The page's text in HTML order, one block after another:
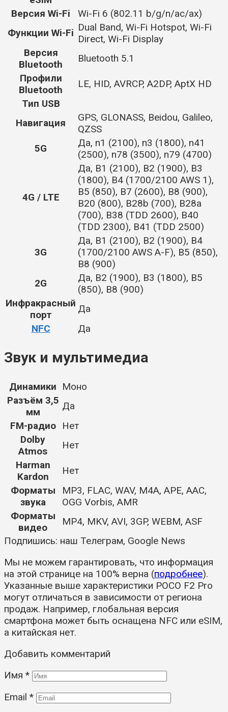
Версия Wi-Fi
Wi-Fi 6 (802.11 b/g/n/ac/ax)
Функции Wi-Fi Dual Band, Wi-Fi Hotspot, Wi-Fi
Direct, Wi-Fi Display
Версия
Bluetooth
Bluetooth 5.1
Профили
Bluetooth
LE, HID, AVRCP, A2DP, AptX HD
Тип USB
Навигация
GPS, GLONASS, Beidou, Galileo,
QZSS
5G
Да, n1 (2100), n3 (1800), n41
(2500), n78 (3500), n79 (4700)
4G / LTE
Да, B1 (2100), B2 (1900), B3
(1800), B4 (1700/2100 AWS 1),
B5 (850), B7 (2600), B8 (900),
B20 (800), B28b (700), B28a
(700), B38 (TDD 2600), B40
(TDD 2300), B41 (TDD 2500)
3G
Да, B1 (2100), B2 (1900), B4
(1700/2100 AWS A-F), B5 (850),
B8 (900)
2G
Да, B2 (1900), B3 (1800), B5
(850), B8 (900)
Инфракрасный
порт
Да
NFC
Да
Звук и мультимедиа
Динамики
Моно
Разъём 3,5
мм
Да
FM-радио
Нет
Dolby
Atmos
Нет
Harman
Kardon
Нет
Форматы
звука
MP3, FLAC, WAV, M4A, APE, AAC,
OGG Vorbis, AMR
Форматы
видео
MP4, MKV, AVI, 3GP, WEBM, ASF
Подпишись: наш Телеграм, Google News
Мы не можем гарантировать, что информация
на этой странице на 100% верна (подробнее).
Указанные выше характеристики POCO F2 Pro
могут отличаться в зависимости от региона
продаж. Например, глобальная версия
смартфона может быть оснащена NFC или eSIM,
а китайская нет.
Добавить комментарий
Имя *
Email *